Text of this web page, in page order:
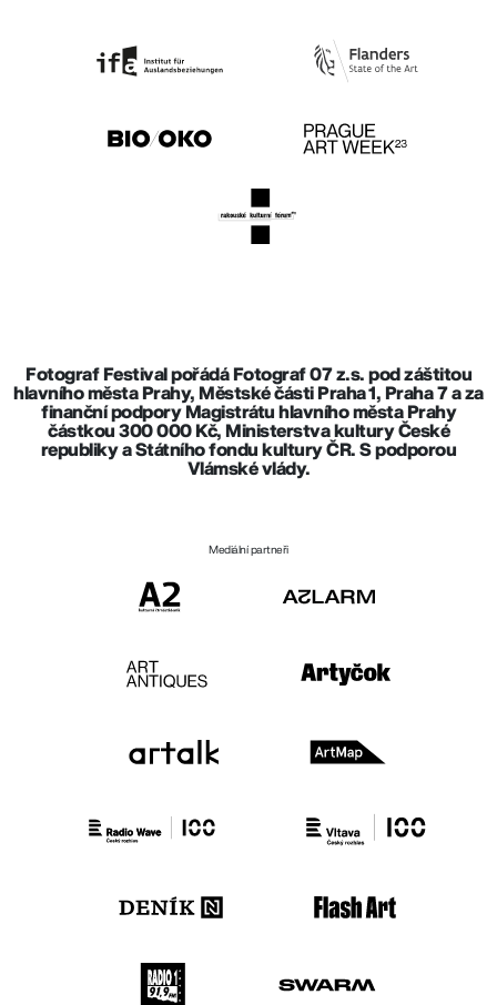
Fotograf Festival pořádá Fotograf 07 z.s. pod záštitou
hlavního města Prahy, Městské části Praha 1, Praha 7 a za
finanční podpory Magistrátu hlavního města Prahy
částkou 300 000 Kč, Ministerstva kultury České
republiky a Státního fondu kultury ČR. S podporou
Vlámské vlády.
Mediální partneři